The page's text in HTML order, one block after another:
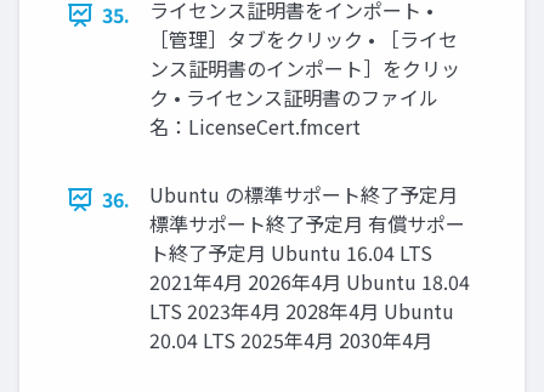
35.
ライセンス証明書をインポート •
［管理］タブをクリック • ［ライセ
ンス証明書のインポート］をクリッ
ク • ライセンス証明書のファイル
名：LicenseCert.fmcert
36.
Ubuntu の標準サポート終了予定月
標準サポート終了予定月 有償サポー
ト終了予定月 Ubuntu 16.04 LTS
2021年4月 2026年4月 Ubuntu 18.04
LTS 2023年4月 2028年4月 Ubuntu
20.04 LTS 2025年4月 2030年4月